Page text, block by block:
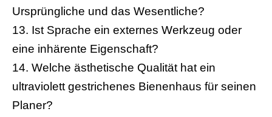
Ursprüngliche und das Wesentliche?
13. Ist Sprache ein externes Werkzeug oder
eine inhärente Eigenschaft?
14. Welche ästhetische Qualität hat ein
ultraviolett gestrichenes Bienenhaus für seinen
Planer?